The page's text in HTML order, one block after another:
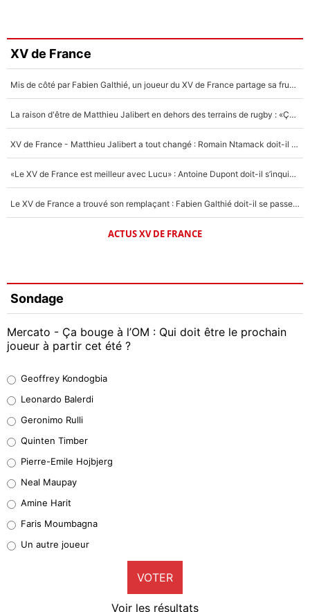
XV de France
Mis de côté par Fabien Galthié, un joueur du XV de France partage sa frustration : «ils ne me l’ont pas dit tout de suite»
La raison d'être de Matthieu Jalibert en dehors des terrains de rugby : «Ça m'atteint autant que si tu touches à un membre de ma famille»
XV de France - Matthieu Jalibert a tout changé : Romain Ntamack doit-il s’inquiéter pour sa place à un an de la Coupe du monde ?
«Le XV de France est meilleur avec Lucu» : Antoine Dupont doit-il s’inquiéter pour sa place ?
Le XV de France a trouvé son remplaçant : Fabien Galthié doit-il se passer d'Antoine Dupont ?
ACTUS XV DE FRANCE
Sondage
Mercato - Ça bouge à l’OM : Qui doit être le prochain
joueur à partir cet été ?
38%
32%
5%
1%
9%
Geoffrey Kondogbia
Leonardo Balerdi
Geronimo Rulli
Quinten Timber
Pierre-Emile Hojbjerg
Neal Maupay
Amine Harit
Faris Moumbagna
Un autre joueur
VOTER
Voir les résultats